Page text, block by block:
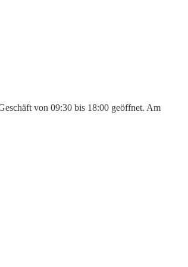
von 09:30 bis 18:00 geöffnet. Am